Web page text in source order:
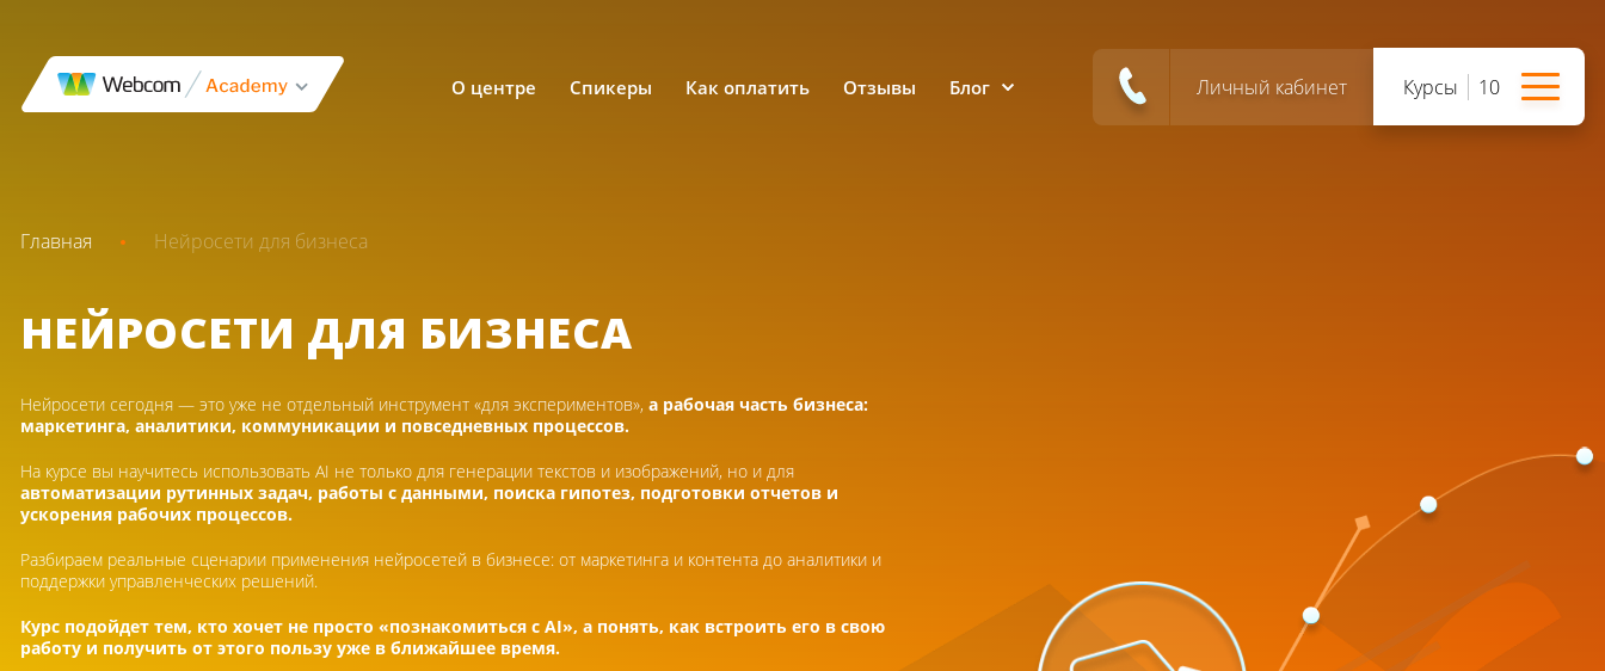
О центре Спикеры Как оплатить Отзывы Блог Личный кабинет Курсы 10
Главная Нейросети для бизнеса
НЕЙРОСЕТИ ДЛЯ БИЗНЕСА
Нейросети сегодня — это уже не отдельный инструмент «для экспериментов», а рабочая часть бизнеса:
маркетинга, аналитики, коммуникации и повседневных процессов.
На курсе вы научитесь использовать AI не только для генерации текстов и изображений, но и для
автоматизации рутинных задач, работы с данными, поиска гипотез, подготовки отчетов и
ускорения рабочих процессов.
Разбираем реальные сценарии применения нейросетей в бизнесе: от маркетинга и контента до аналитики и
поддержки управленческих решений.
Курс подойдет тем, кто хочет не просто «познакомиться с AI», а понять, как встроить его в свою
работу и получить от этого пользу уже в ближайшее время.